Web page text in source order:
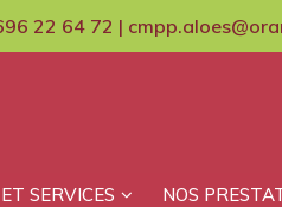
22 64 72 |
SERVICES NOS